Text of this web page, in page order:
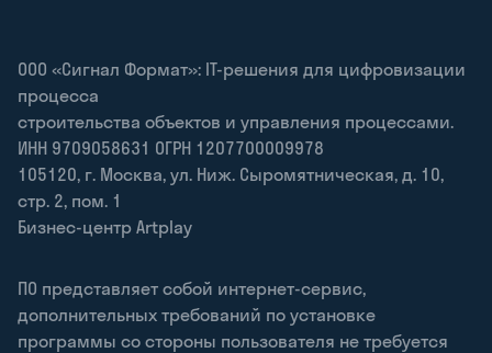
ООО «Сигнал Формат»: IT-решения для цифровизации
процесса
строительства объектов и управления процессами.
ИНН 9709058631 ОГРН 1207700009978
105120, г. Москва, ул. Ниж. Сыромятническая, д. 10,
стр. 2, пом. 1
Бизнес-центр Artplay
ПО представляет собой интернет-сервис,
дополнительных требований по установке
программы со стороны пользователя не требуется